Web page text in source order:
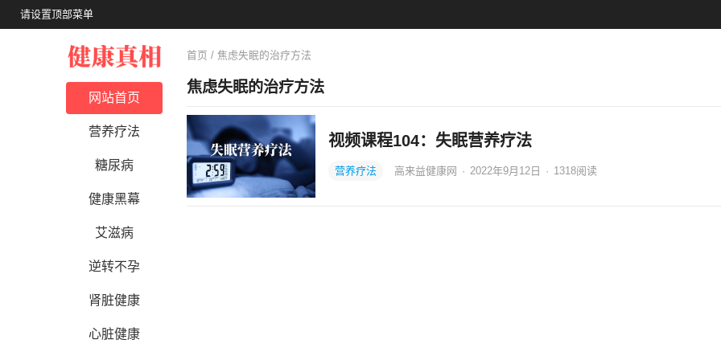
请设置顶部菜单
网站首页
营养疗法
糖尿病
健康黑幕
艾滋病
逆转不孕
肾脏健康
心脏健康
首页 / 焦虑失眠的治疗方法
焦虑失眠的治疗方法
视频课程104：失眠营养疗法
营养疗法 高来益健康网 · 2022年9月12日 · 1318阅读